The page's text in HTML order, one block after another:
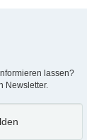
lassen?
Newsletter.